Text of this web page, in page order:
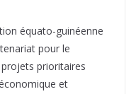
équato-guinéenne
pour le
projets prioritaires
et